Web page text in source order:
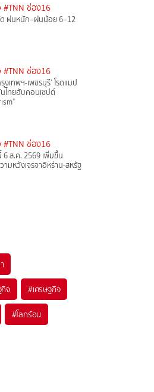
#TNN ช่อง16
ด ฝนหนัก–ฝนน้อย 6–12
#TNN ช่อง16
เทพฯ-เพชรบุรี’ โรดแมป
ไทยฮับคอนเซปต์
#TNN ช่อง16
6 ส.ค. 2569 เพิ่มขึ้น
มหวังเจรจาอิหร่าน-สหรัฐ
กิจ #เศรษฐกิจ
#โลกร้อน